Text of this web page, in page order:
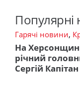
Популярні
Гарячі новини,
На
річний
Сергій